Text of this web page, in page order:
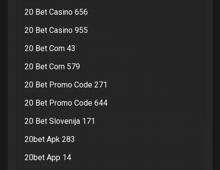
20 Bet Casino 656
20 Bet Casino 955
20 Bet Com 43
20 Bet Com 579
20 Bet Promo Code 271
20 Bet Promo Code 644
20 Bet Slovenija 171
20bet Apk 283
20bet App 14